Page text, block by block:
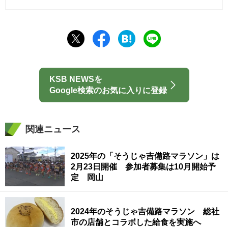
KSB NEWSを
Google検索のお気に入りに登録
関連ニュース
2025年の「そうじゃ吉備路マラソン」は
2月23日開催 参加者募集は10月開始予
定 岡山
2024年のそうじゃ吉備路マラソン 総社
市の店舗とコラボした給食を実施へ